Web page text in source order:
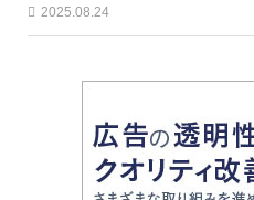
2025.08.24